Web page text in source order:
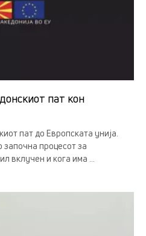
пат кон
пат до Европската унија.
започна процесот за
вклучен и кога има ...